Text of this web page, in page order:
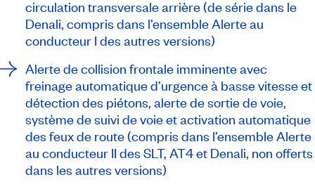
circulation transversale arrière (de série dans le
Denali, compris dans l’ensemble Alerte au
conducteur I des autres versions)
Alerte de collision frontale imminente avec
freinage automatique d’urgence à basse vitesse et
détection des piétons, alerte de sortie de voie,
système de suivi de voie et activation automatique
des feux de route (compris dans l’ensemble Alerte
au conducteur II des SLT, AT4 et Denali, non offerts
dans les autres versions)